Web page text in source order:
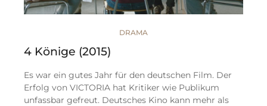
DRAMA
4 Könige (2015)
Es war ein gutes Jahr für den deutschen Film. Der
Erfolg von VICTORIA hat Kritiker wie Publikum
unfassbar gefreut. Deutsches Kino kann mehr als